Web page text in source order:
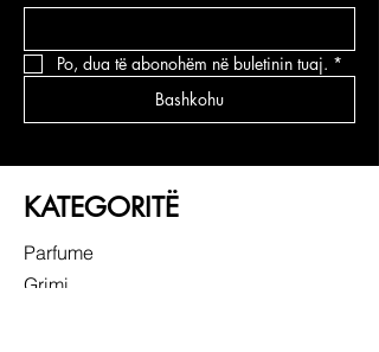
Po, dua të abonohëm në buletinin tuaj. *
Bashkohu
KATEGORITË
Parfume
Grimi